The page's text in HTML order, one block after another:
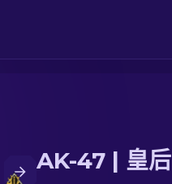
AK-47 | 皇后